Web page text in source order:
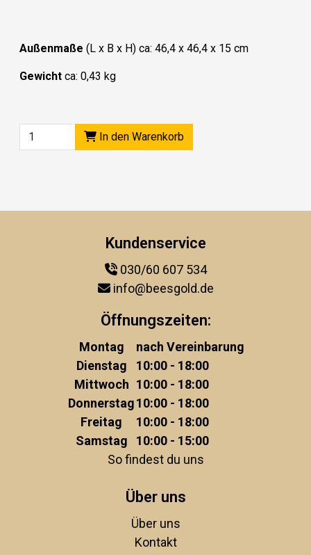
Außenmaße (L x B x H) ca: 46,4 x 46,4 x 15 cm
Gewicht ca: 0,43 kg
In den Warenkorb
Kundenservice
030/60 607 534
info@beesgold.de
Öffnungszeiten:
Montag
nach Vereinbarung
Dienstag
10:00 - 18:00
Mittwoch 10:00 - 18:00
Donnerstag10:00 - 18:00
Freitag
10:00 - 18:00
Samstag
10:00 - 15:00
So findest du uns
Über uns
Über uns
Kontakt